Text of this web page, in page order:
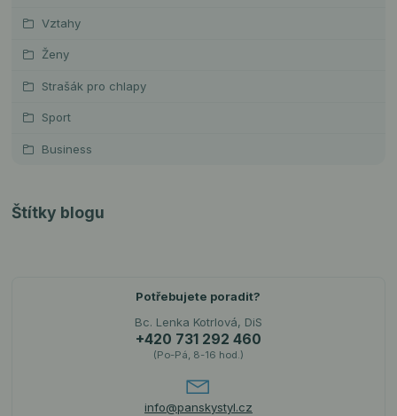
Vztahy
Ženy
Strašák pro chlapy
Sport
Business
Štítky blogu
Potřebujete poradit?
Bc. Lenka Kotrlová, DiS
+420 731 292 460
(Po-Pá, 8-16 hod.)
info@panskystyl.cz